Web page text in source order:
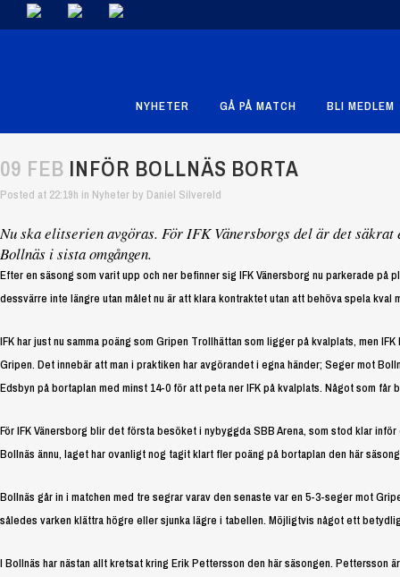
NYHETER GÅ PÅ MATCH BLI MEDLEM
09 FEB INFÖR BOLLNÄS BORTA
Posted at 22:19h in Nyheter by Daniel Silvereld
Nu ska elitserien avgöras. För IFK Vänersborgs del är det
Bollnäs i sista omgången.
Efter en säsong som varit upp och ner befinner sig IFK Vänersborg nu parkerade på
dessvärre inte längre utan målet nu är att klara kontraktet utan att behöva spela kval
IFK har just nu samma poäng som Gripen Trollhättan som ligger på kvalplats, men
Gripen. Det innebär att man i praktiken har avgörandet i egna händer; Seger mot
Edsbyn på bortaplan med minst 14-0 för att peta ner IFK på kvalplats. Något som får
För IFK Vänersborg blir det första besöket i nybyggda SBB Arena, som stod klar
Bollnäs ännu, laget har ovanligt nog tagit klart fler poäng på bortaplan den här
Bollnäs går in i matchen med tre segrar varav den senaste var en 5-3-seger mot
således varken klättra högre eller sjunka lägre i tabellen. Möjligtvis något ett
I Bollnäs har nästan allt kretsat kring Erik Pettersson den här säsongen. Pettersson